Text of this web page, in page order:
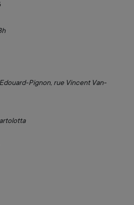
Pignon, rue Vincent Van-